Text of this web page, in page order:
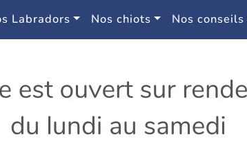
Labradors Nos chiots Nos conseils